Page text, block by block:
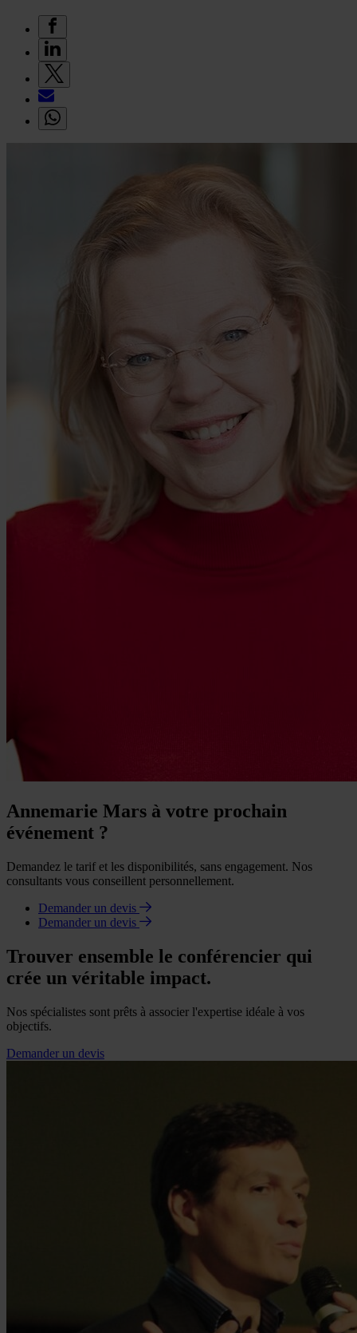
Annemarie Mars à votre prochain
événement ?
Demandez le tarif et les disponibilités, sans engagement. Nos
consultants vous conseillent personnellement.
Demander un devis
Demander un devis
Trouver ensemble le conférencier qui
crée un véritable impact.
Nos spécialistes sont prêts à associer l'expertise idéale à vos
objectifs.
Demander un devis